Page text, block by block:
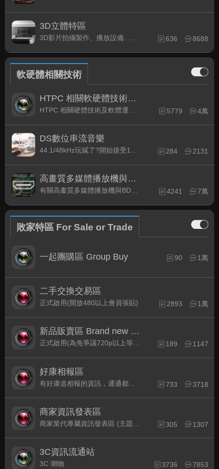
3D立體特區
3D影片拍攝製作、播放設備..等相關討論 636 8688
軟硬體相關技術
HTPC 相關軟硬體技術及運用
5779 4萬
DS數位串流音樂
284 2131
高畫質多媒體播放機與BD討論區
有關高畫質多媒體播放機與BD相關討論區 4241 7萬
敗家特區 For Sale or Trade
一起團購區 Group Buy 90 1萬
二手交換交易區
正式啟用(開放480以上會員張貼) 2893 1萬
新品販賣區 Brand new Plaza
正式啟用(為免爭議720p以上等級發表限定) 189 1147
好康相報區
733 3718
商家資訊發表區
305 1307
3C資訊流通站
3C 潮物 3736 7853